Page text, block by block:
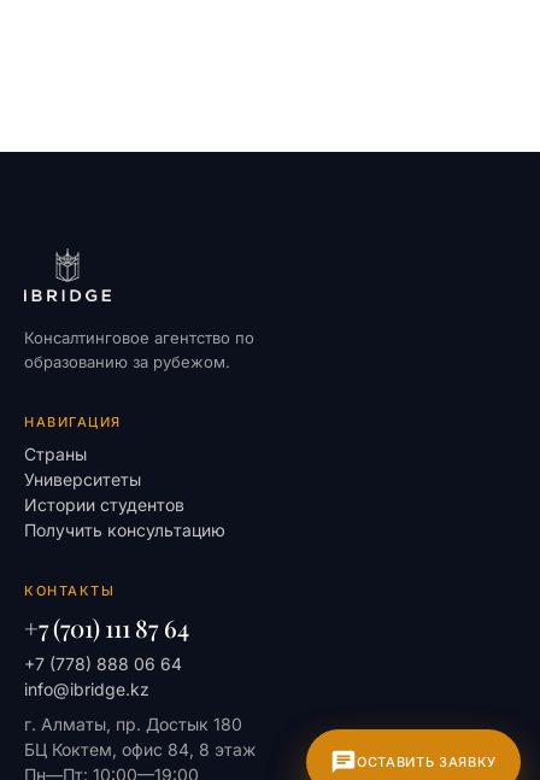
Консалтинговое агентство по
образованию за рубежом.
НАВИГАЦИЯ
Страны
Университеты
Истории студентов
Получить консультацию
КОНТАКТЫ
+7 (701) 111 87 64
+7 (778) 888 06 64
info@ibridge.kz
г. Алматы, пр. Достык 180
БЦ Коктем, офис 84, 8 этаж
Пн—Пт: 10:00—19:00
ОСТАВИТЬ ЗАЯВКУ